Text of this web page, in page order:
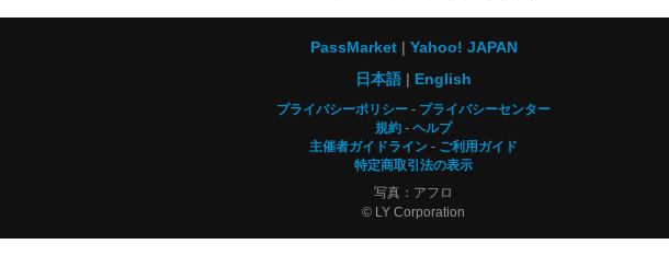
PassMarket
Yahoo! JAPAN
日本語
English
プライバシーポリシー
プライバシーセンター
規約
ヘルプ
主催者ガイドライン
ご利用ガイド
特定商取引法の表示
写真：アフロ
© LY Corporation